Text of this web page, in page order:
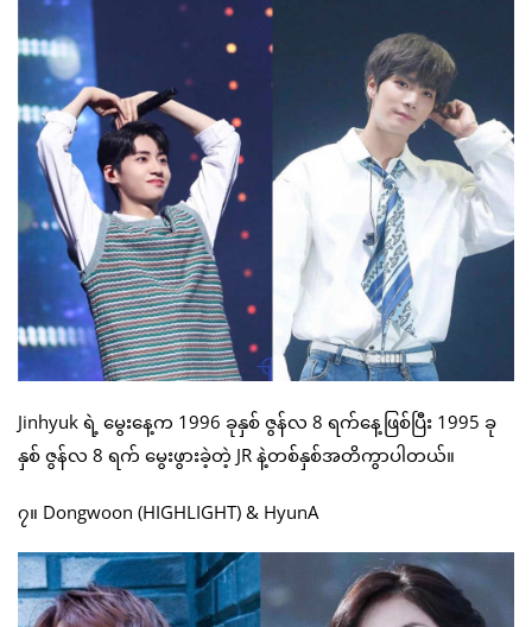
Jinhyuk ရဲ့ မွေးနေ့က 1996 ခုနှစ် ဇွန်လ 8 ရက်နေ့ဖြစ်ပြီး 1995 ခု
နှစ် ဇွန်လ 8 ရက် မွေးဖွားခဲ့တဲ့ JR နဲ့တစ်နှစ်အတိကွာပါတယ်။
၇။ Dongwoon (HIGHLIGHT) & HyunA